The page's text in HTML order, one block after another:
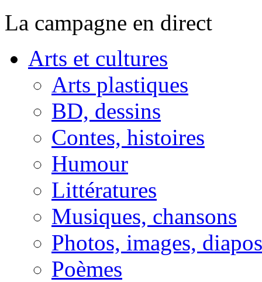
La campagne en direct
Arts et cultures
Arts plastiques
BD, dessins
Contes, histoires
Humour
Littératures
Musiques, chansons
Photos, images, diapos
Poèmes